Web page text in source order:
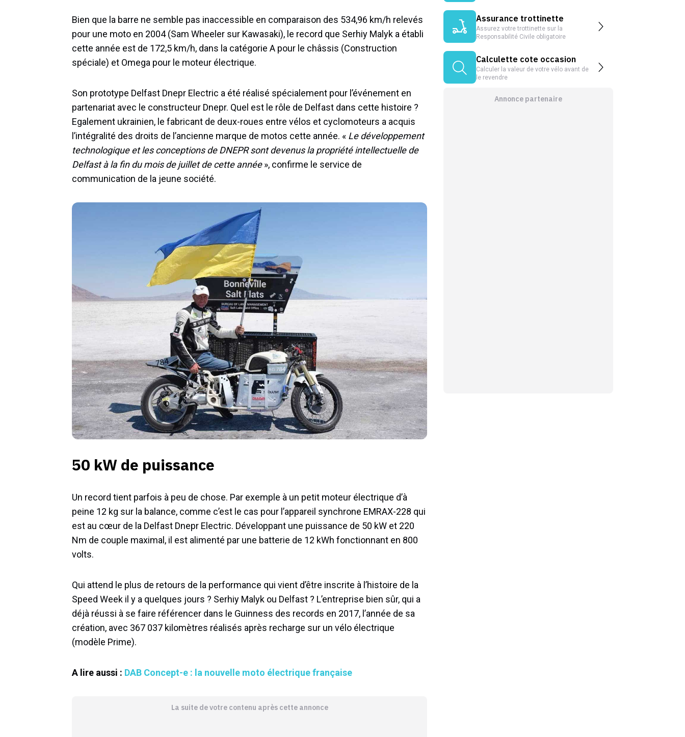
Bien que la barre ne semble pas inaccessible en comparaison des 534,96 km/h relevés
pour une moto en 2004 (Sam Wheeler sur Kawasaki), le record que Serhiy Malyk a établi
cette année est de 172,5 km/h, dans la catégorie A pour le châssis (Construction
spéciale) et Omega pour le moteur électrique.
Son prototype Delfast Dnepr Electric a été réalisé spécialement pour l’événement en
partenariat avec le constructeur Dnepr. Quel est le rôle de Delfast dans cette histoire ?
Egalement ukrainien, le fabricant de deux-roues entre vélos et cyclomoteurs a acquis
l’intégralité des droits de l’ancienne marque de motos cette année. « Le développement
technologique et les conceptions de DNEPR sont devenus la propriété intellectuelle de
Delfast à la fin du mois de juillet de cette année», confirme le service de
communication de la jeune société.
50 kW de puissance
Un record tient parfois à peu de chose. Par exemple à un petit moteur électrique d’à
peine 12 kg sur la balance, comme c’est le cas pour l’appareil synchrone EMRAX-228 qui
est au cœur de la Delfast Dnepr Electric. Développant une puissance de 50 kW et 220
Nm de couple maximal, il est alimenté par une batterie de 12 kWh fonctionnant en 800
volts.
Qui attend le plus de retours de la performance qui vient d’être inscrite à l’histoire de la
Speed Week il y a quelques jours ? Serhiy Malyk ou Delfast ? L’entreprise bien sûr, qui a
déjà réussi à se faire référencer dans le Guinness des records en 2017, l’année de sa
création, avec 367 037 kilomètres réalisés après recharge sur un vélo électrique
(modèle Prime).
A lire aussi : DAB Concept-e : la nouvelle moto électrique française
La suite de votre contenu après cette annonce
Assurance trottinette
Assurez votre trottinette sur la
Responsabilité Civile obligatoire
Calculette cote occasion
Calculer la valeur de votre vélo avant de
le revendre
Annonce partenaire